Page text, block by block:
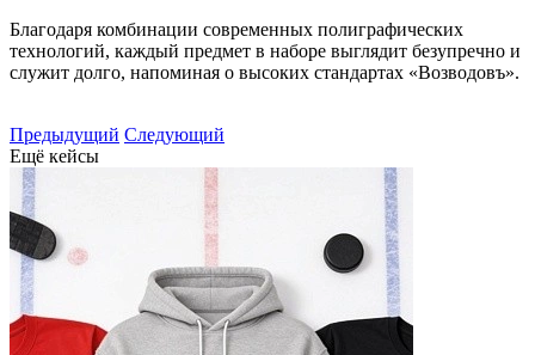
Благодаря комбинации современных полиграфических
технологий, каждый предмет в наборе выглядит безупречно и
служит долго, напоминая о высоких стандартах «Возводовъ».
Предыдущий Следующий
Ещё кейсы